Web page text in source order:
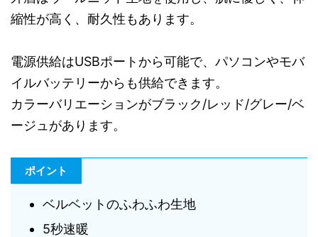
縮性が高く、耐久性もあります。
電源供給はUSBポートから可能で、パソコンやモバ
イルバッテリーからも供給できます。
カラーバリエーションがブラック/レッド/グレー/ベ
ージュがあります。
ポイント
ベルベットのふわふわ生地
5秒速暖